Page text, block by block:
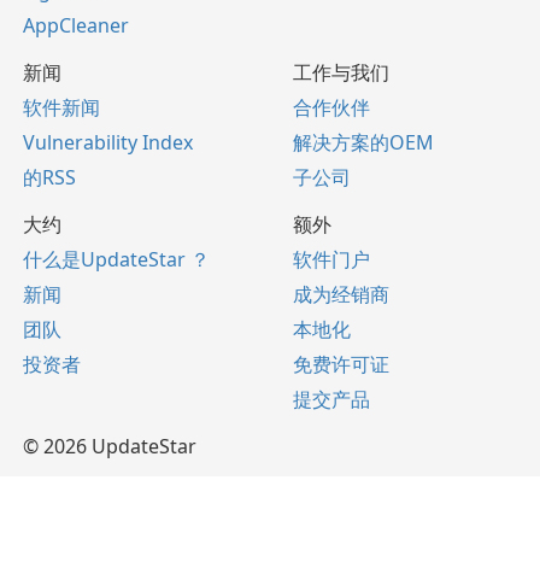
AppCleaner
新闻
软件新闻
Vulnerability Index
的RSS
工作与我们
合作伙伴
解决方案的OEM
子公司
大约
什么是UpdateStar ？
新闻
团队
投资者
额外
软件门户
成为经销商
本地化
免费许可证
提交产品
© 2026 UpdateStar